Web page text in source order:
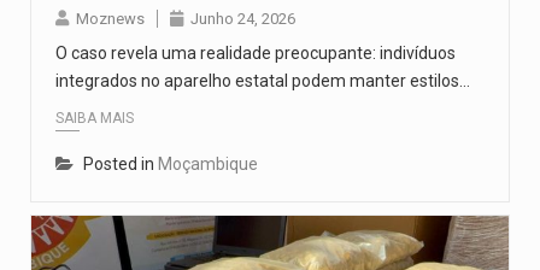
Moznews Junho 24, 2026
O caso revela uma realidade preocupante: indivíduos
integrados no aparelho estatal podem manter estilos…
SAIBA MAIS
Posted in Moçambique